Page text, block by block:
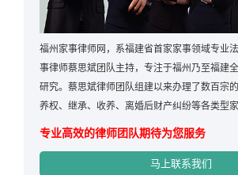
福州家事律师网，系福建省首家家事领域专业
事律师蔡思斌团队主持，专注于福州乃至福建
研究。蔡思斌律师团队组建以来办理了数百宗
养权、继承、收养、离婚后财产纠纷等各类型
专业高效的律师团队期待为您服务
马上联系我们